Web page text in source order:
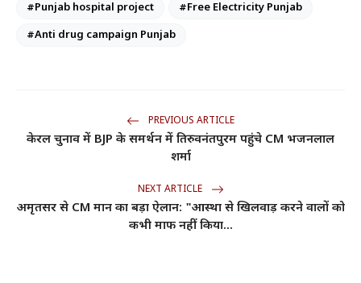
#Punjab hospital project
#Free Electricity Punjab
#Anti drug campaign Punjab
PREVIOUS ARTICLE
केरल चुनाव में BJP के समर्थन में तिरुवनंतपुरम पहुंचे CM भजनलाल
शर्मा
NEXT ARTICLE
अमृतसर से CM मान का बड़ा ऐलान: "आस्था से खिलवाड़ करने वालों को
कभी माफ नहीं किया...